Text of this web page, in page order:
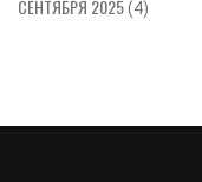
СЕНТЯБРЯ 2025(4)